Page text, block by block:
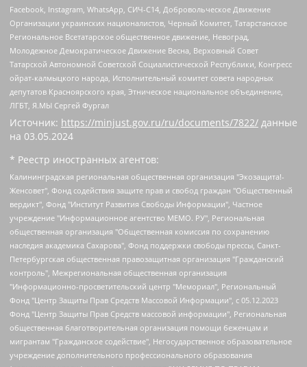
Facebook, Instagram, WhatsApp, СИЧ-С14, Добровольческое Движение
Организации украинских националистов, Черный Комитет, Татарстанское
Региональное Всетатарское общественное движение, Невоград,
Молодежное Демократическое Движение Весна, Верховный Совет
Татарской Автономной Советской Социалистической Республики, Конгресс
ойрат-калмыцкого народа, Исполнительный комитет совета народных
депутатов Красноярского края, Этническое национальное объединение,
ЛГБТ, Я.МЫ Сергей Фургал
Источник: https://minjust.gov.ru/ru/documents/7822/ данные
на 03.05.2024
* Реестр иностранных агентов:
Калининградская региональная общественная организация "Экозащита!-Женсовет", Фонд содействия защите прав и свобод граждан "Общественный вердикт", Фонд "Институт Развития Свободы Информации", Частное учреждение "Информационное агентство МЕМО. РУ", Региональная общественная организация "Общественная комиссия по сохранению наследия академика Сахарова", Фонд поддержки свободы прессы, Санкт-Петербургская общественная правозащитная организация "Гражданский контроль", Межрегиональная общественная организация "Информационно-просветительский центр "Мемориал", Региональный Фонд "Центр Защиты Прав Средств Массовой Информации", с 05.12.2023 Фонд "Центр Защиты Прав Средств массовой информации", Региональная общественная благотворительная организация помощи беженцам и мигрантам "Гражданское содействие", Негосударственное образовательное учреждение дополнительного профессионального образования (повышение квалификации) специалистов "АКАДЕМИЯ ПО ПРАВАМ ЧЕЛОВЕКА", Свердловская региональная общественная организация "Сутяжник", Автономная некоммерческая организация "Центр независимых социологических исследований", Союз общественных объединений "Российский исследовательский центр по правам человека", Региональное общественное учреждение научно-информационный центр "МЕМОРИАЛ", Некоммерческая организация "Фонд защиты гласности", Автономная некоммерческая организация "Институт прав человека", Городская общественная организация "Екатеринбургское общество "МЕМОРИАЛ", Городская общественная организация "Рязанское историко-просветительское и правозащитное общество "Мемориал" (Рязанский Мемориал), Челябинский региональный орган общественной самодеятельности – женское общественное объединение "Женщины Евразии", Челябинский региональный орган общественной самодеятельности "Уральская правозащитная группа", Фонд содействия защите здоровья и социальной справедливости имени Андрея Рылькова, Автономная Некоммерческая Организация "Аналитический Центр Юрия Левады", Автономная некоммерческая организация социальной поддержки населения "Проект Апрель", Региональная общественная организация помощи женщинам и детям, находящимся в кризисной ситуации "Информационно-методический центр "Анна", Фонд содействия развитию массовых коммуникаций и правовому просвещению "Так-так-Так", Фонд содействия устойчивому развитию "Серебряная тайга", Свердловский региональный общественный фонд социальных проектов "Новое время", "Idel.Реалии", Кавказ.Реалии, Крым.Реалии, Телеканал Настоящее Время, Татаро-башкирская служба Радио Свобода (Azatliq Radiosi), Радио Свободная Европа/Радио Свобода (PCE/PC), "Сибирь.Реалии", "Фактограф", Благотворительный фонд помощи осужденным и их семьям, Автономная некоммерческая организация "Институт глобализации и социальных движений", Фонд "В защиту прав заключенных", Частное учреждение "Центр поддержки и содействия развитию средств массовой информации", Пензенский региональный общественный благотворительный фонд "Гражданский союз", "Север.Реалии", Некоммерческая организация Фонд "Правовая инициатива", Общество с ограниченной ответственностью "Радио Свободная Европа/Радио Свобода", Чешское информационное агентство "MEDIUM-ORIENT", Красноярская региональная общественная организация "Мы против СПИДа", Камалягин Денис Николаевич, Маркелов Сергей Евгеньевич, Пономарев Лев Александрович, Савицкая Людмила Алексеевна, Автономная некоммерческая организация "Центр по работе с проблемой насилия "НАСИЛИЮ.НЕТ", Межрегиональный профессиональный союз работников здравоохранения "Альянс врачей", Юридическое лицо, зарегистрированное в Латвийской Республике, SIA "Medusa Project" (регистрационный номер 40103797863, дата регистрации 10.06.2014), Некоммерческая организация "Фонд по борьбе с коррупцией", Автономная некоммерческая организация "Институт права и публичной политики", Баданин Роман Сергеевич, Гликин Максим Александрович, Железнова Мария Михайловна, Лукьянова Юлия Сергеевна, Маетная Елизавета Витальевна, Маняхин Петр Борисович, Чуракова Ольга Владимировна, Ярош Юлия Петровна, Юридическое лицо "The Insider SIA", зарегистрированное в Риге, Латвийская Республика (дата регистрации 26.06.2015), являющееся администратором доменного имени интернет-издания "The Insider SIA", https://theins.ru, Постернак Алексей Евгеньевич, Рубин Михаил Аркадьевич, Анин Роман Александрович, Юридическое лицо Istories fonds, зарегистрированное в Латвийской Республике (регистрационный номер 50008295751, дата регистрации 24.02.2020), Великовский Дмитрий Александрович, Долинина Ирина Николаевна, Мароховская Алеся Алексеевна, Шлейнов Роман Юрьевич, Шмагун Олеся Валентиновна, Общество с ограниченной ответственностью "Альтаир 2021", Общество с ограниченной ответственностью "Вега 2021", Общество с ограниченной ответственностью "Главный редактор 2021", Общество с ограниченной ответственностью "Ромашки монолит", Важенков Артем Валерьевич, Ивановская областная общественная организация "Центр гендерных исследований", Гурман Юрий Альбертович, Медиапроект "ОВД-Инфо", Егоров Владимир Владимирович, Жилинский Владимир Александрович, Общество с ограниченной ответственностью "ЗП", Иванова София Юрьевна, Карезина Инна Павловна, Кильтау Екатерина Викторовна, Петров Алексей Викторович, Пискунов Сергей Евгеньевич, Смирнов Сергей Сергеевич, Тихонов Михаил Сергеевич, Общество с ограниченной ответственностью "ЖУРНАЛИСТ-ИНОСТРАННЫЙ АГЕНТ", Арапова Галина Юрьевна, Вольтская Татьяна Анатольевна, Американская компания "Mason G.E.S. Anonymous Foundation" (США), являющаяся владельцем интернет-издания https://mnews.world/, Компания "Stichting Bellingcat", зарегистрированная в Нидерландах (дата регистрации 11.07.2018), Захаров Андрей Вячеславович, Клепиковская Екатерина Дмитриевна, Общество с ограниченной ответственностью "МЕМО", Перл Роман Александрович, Симонов Евгений Алексеевич, Соловьева Елена Анатольевна, Сотников Даниил Владимирович, Сурначева Елизавета Дмитриевна, Автономная некоммерческая организация по защите прав человека и информированию населения "Якутия – Наше Мнение", Общество с ограниченной ответственностью "Москоу диджитал медиа", с 26.01.2023 Общество с ограниченной ответственностью "Чайка Белые сады", Ветошкина Валерия Валерьевна, Заговора Максим Александрович, Межрегиональное общественное движение "Российская ЛГБТ - сеть", Оленичев Максим Владимирович, Павлов Иван Юрьевич, Скворцова Елена Сергеевна, Общество с ограниченной ответственностью "Как бы инагент", Кочетков Игорь Викторович, Общество с ограниченной ответственностью "Честные выборы", Еланчик Олег Александрович, Общество с ограниченной ответственностью "Нобелевский призыв", Гималова Регина Эмилевна, Григорьев Андрей Валерьевич, Григорьева Алина Александровна, Ассоциация по содействию защите прав призывников, альтернативнослужащих и военнослужащих "Правозащитная группа "Гражданин.Армия.Право", Хисамова Регина Фаритовна, Автономная некоммерческая организация по реализации социально-правовых программ "Лилит", Дальневосточное общественное движение "Маяк", Санкт-Петербургская ЛГБТ-инициативная группа "Выход", Инициативная группа ЛГБТ+ "Реверс", Алексеев Андрей Викторович, Бекбулатова Таисия Львовна, Беляев Иван Михайлович, Владыкина Елена Сергеевна, Гельман Марат Александрович, Никульшина Вероника Юрьевна, Толоконникова Надежда Андреевна, Шендерович Виктор Анатольевич, Общество с ограниченной ответственностью "Данное сообщение", Общество с ограниченной ответственностью Издательский дом "Новая глава", Айнбиндер Александра Александровна, Московский комьюнити-центр для ЛГБТ+инициатив, Благотворительный фонд развития филантропии, Deutsche Welle (Германия, Kurt-Schumacher-Strasse 3, 53113 Bonn), Борзунова Мария Михайловна, Воробьев Виктор Викторович, Голубева Анна Львовна, Константинова Алла Михайловна, Малкова Ирина Владимировна, Мурадов Мурад Абдулгалимович, Осетинская Елизавета Николаевна, Понасенков Евгений Николаевич, Ганапольский Матвей Юрьевич, Киселев Евгений Алексеевич, Борухович Ирина Григорьевна, Дремин Иван Тимофеевич, Дубровский Дмитрий Викторович, Красноярская региональная общественная организация поддержки и развития альтернативных образовательных технологий и межкультурных коммуникаций "ИНТЕРРА", Маяковская Екатерина Алексеевна, Фейгин Марк Захарович, Филимонов Андрей Викторович, Дзугкоева Регина Николаевна, Доброхотов Роман Александрович, Дудь Юрий Александрович, Елкин Сергей Владимирович, Кругликов Кирилл Игоревич, Сабунаева Мария Леонидовна, Семенов Алексей Владимирович, Шаинян Карен Багратович, Шульман Екатерина Михайловна, Асафьев Артур Валерьевич, Вахштайн Виктор Семенович, Венедиктов Алексей Алексеевич, Лушникова Екатерина Евгеньевна, Волков Леонид Михайлович, Невзоров Александр Глебович, Пархоменко Сергей Борисович, Сироткин Ярослав Николаевич, Кара-Мурза Владимир Владимирович, Баранова Наталья Владимировна, Гозман Леонид Яковлевич, Кагарлицкий Борис Юльевич, Климарев Михаил Валерьевич, Милов Владимир Станиславович, Автономная некоммерческая организация Краснодарский центр современного искусства "Типография", Моргенштерн Алишер Тагирович, Соболь Любовь Эдуардовна, Общество с ограниченной ответственностью "ЛИЗА НОРМ", Каспаров Гарри Кимович, Ходорковский Михаил Борисович, Общество с ограниченной ответственностью "Апрельские тезисы", Данилович Ирина Брониславовна, Кашин Олег Владимирович, Петров Николай Владимирович, Пивоваров Алексей Владимирович, Соколов Михаил Владимирович, Цветкова Юлия Владимировна, Чичваркин Евгений Александрович, Комитет против пыток/Команда против пыток, Общество с ограниченной ответственностью "Первый научный", Общество с ограниченной ответственностью "Вертолет и ко", Белоцерковская Вероника Борисовна, Кац Максим Евгеньевич, Лазарева Татьяна Юрьевна, Шаведдинов Руслан Табризович, Яшин Илья Валерьевич, Общество с ограниченной ответственностью "Иноагент ААВ", Алешковский Дмитрий Петрович, Альбац Евгения Марковна, Быков Дмитрий Львович, Галямина Юлия Евгеньевна, Лойко Сергей Леонидович, Мартынов Кирилл Константинович, Медведев Сергей Александрович, Крашенинников Федор Геннадиевич, Гордеева Катерина Вл